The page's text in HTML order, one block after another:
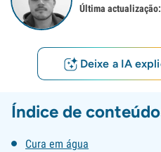
Última actualização:
Deixe a IA
Índice de
Cura em água